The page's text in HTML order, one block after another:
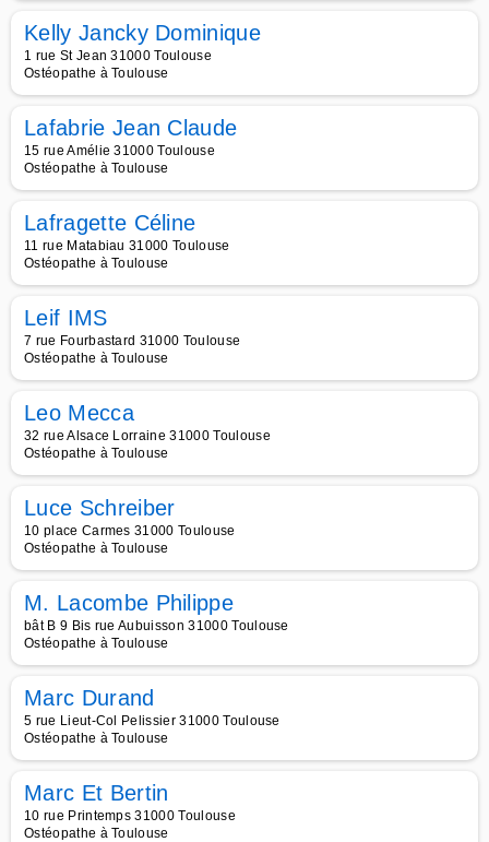
Kelly Jancky Dominique
1 rue St Jean 31000 Toulouse
Ostéopathe à Toulouse
Lafabrie Jean Claude
15 rue Amélie 31000 Toulouse
Ostéopathe à Toulouse
Lafragette Céline
11 rue Matabiau 31000 Toulouse
Ostéopathe à Toulouse
Leif IMS
7 rue Fourbastard 31000 Toulouse
Ostéopathe à Toulouse
Leo Mecca
32 rue Alsace Lorraine 31000 Toulouse
Ostéopathe à Toulouse
Luce Schreiber
10 place Carmes 31000 Toulouse
Ostéopathe à Toulouse
M. Lacombe Philippe
bât B 9 Bis rue Aubuisson 31000 Toulouse
Ostéopathe à Toulouse
Marc Durand
5 rue Lieut-Col Pelissier 31000 Toulouse
Ostéopathe à Toulouse
Marc Et Bertin
10 rue Printemps 31000 Toulouse
Ostéopathe à Toulouse